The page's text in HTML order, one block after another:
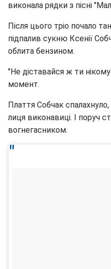
виконала рядки з пісні
Після цього тріо почало
підпалив сукню Ксенії
облита бензином.
"Не діставайся ж ти
момент.
Плаття Собчак
лиця виконавиці. І поруч
вогнегасником.